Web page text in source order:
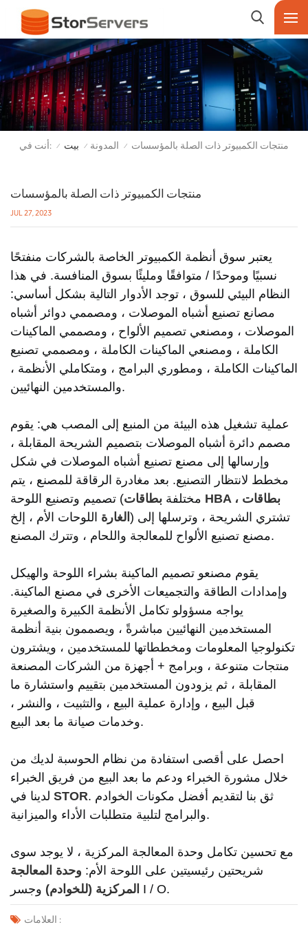
أنت في: / بيت / المدونة / منتجات الكمبيوتر ذات الصلة بالمؤسسات
منتجات الكمبيوتر ذات الصلة بالمؤسسات
JUL 27, 2023
يعتبر سوق أنظمة الكمبيوتر الخاصة بالشركات منفتحًا
نسبيًا وموحدًا / متوافقًا ومليئًا بسوق المنافسة. في هذا
النظام البيئي للسوق ، توجد الأدوار التالية بشكل أساسي:
مصانع تصنيع أشباه الموصلات ، ومصممي دوائر أشباه
الموصلات ، ومصنعي تصميم الألواح ، ومصممي الماكينات
الكاملة ، ومصنعي الماكينات الكاملة ، ومصممي تصنيع
الماكينات الكاملة ، ومطوري البرامج ، ومتكاملي الأنظمة ،
والمستخدمين النهائيين.
عملية تشغيل هذه البيئة من المنبع إلى المصب هي: يقوم
مصمم دائرة أشباه الموصلات بتصميم الشريحة المقابلة ،
وإرسالها إلى مصنع تصنيع أشباه الموصلات في شكل
مخطط لانتظار التصنيع. بعد مغادرة الرقاقة للمصنع ، يتم
تصميم وتصنيع اللوحة (مختلفة بطاقات HBA ، بطاقات
الغارة اللوحات الأم ، إلخ) تشتري الشريحة ، وترسلها إلى
مصنع تصنيع الألواح للمعالجة واللحام ، وتترك المصنع.
يقوم مصنعو تصميم الماكينة بشراء اللوحة والهيكل
وإمدادات الطاقة والتجميعات الأخرى في مصنع الماكينة.
يواجه مسؤولو تكامل الأنظمة الكبيرة والصغيرة
المستخدمين النهائيين مباشرةً ، ويصممون بنية أنظمة
تكنولوجيا المعلومات ومخططاتها للمستخدمين ، ويشترون
منتجات متنوعة ، وبرامج + أجهزة من الشركات المصنعة
المقابلة ، ثم يزودون المستخدمين بتقييم واستشارة ما
قبل البيع ، وإدارة عملية البيع ، والتثبيت ، والنشر ،
وخدمات صيانة ما بعد البيع.
احصل على أقصى استفادة من نظام الحوسبة لديك من
خلال مشورة الخبراء ودعم ما بعد البيع من فريق الخبراء
STOR. ثق بنا لتقديم أفضل مكونات الخوادم
والبرامج لتلبية متطلبات الأداء والميزانية.
مع تحسين تكامل وحدة المعالجة المركزية ، لا يوجد سوى
شريحتين رئيسيتين على اللوحة الأم: وحدة المعالجة
المركزية (للخوادم) وجسر I / O.
العلامات :